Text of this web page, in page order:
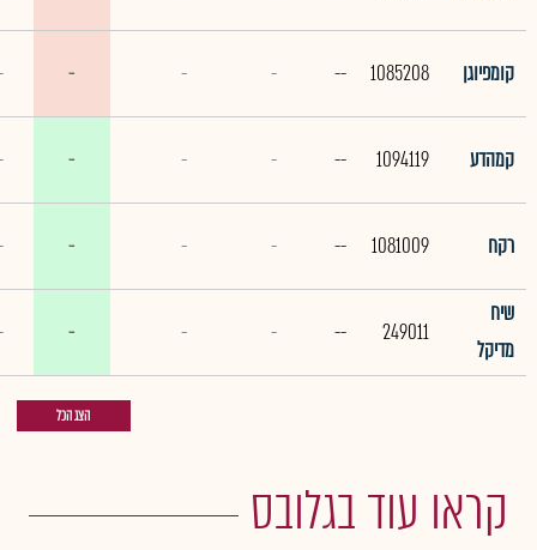
קומפיוגן 1085208
--
-
-
-
קמהדע 1094119
--
-
-
-
רקח 1081009
--
-
-
-
שיח
מדיקל
249011
--
-
-
-
הצג הכל
קראו עוד בגלובס